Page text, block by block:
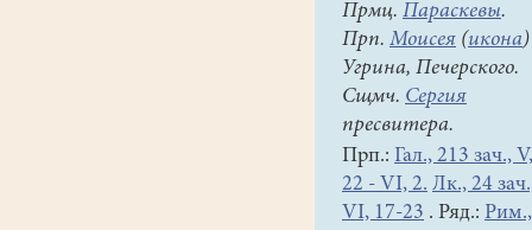
Прмц. Параскевы.
Прп. Моисея (икона)
Угрина, Печерского.
Сщмч. Сергия
пресвитера.
Прп.: Гал., 213 зач., V,
22 - VI, 2. Лк., 24
VI, 17-23 . Ряд.: Рим.,